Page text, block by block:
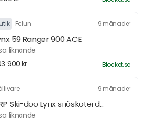
Falun 9 månader
59 Ranger 900 ACE
liknande
900 kr
Blocket.se
9 månader
Ski-doo Lynx snöskoterd...
liknande